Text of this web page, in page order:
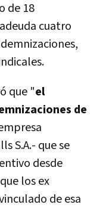
de 18
cuatro
que "el
de
S.A.- que se
desde
los ex
de esa